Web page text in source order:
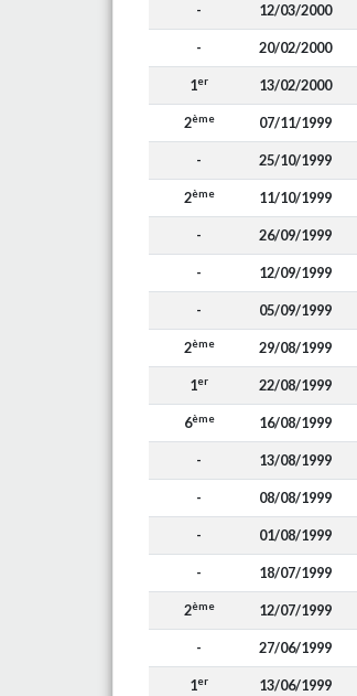
- 12/03/2000
- 20/02/2000
1er 13/02/2000
2ème 07/11/1999
- 25/10/1999
2ème 11/10/1999
- 26/09/1999
- 12/09/1999
- 05/09/1999
2ème 29/08/1999
1er 22/08/1999
6ème 16/08/1999
- 13/08/1999
- 08/08/1999
- 01/08/1999
- 18/07/1999
2ème 12/07/1999
- 27/06/1999
1er 13/06/1999